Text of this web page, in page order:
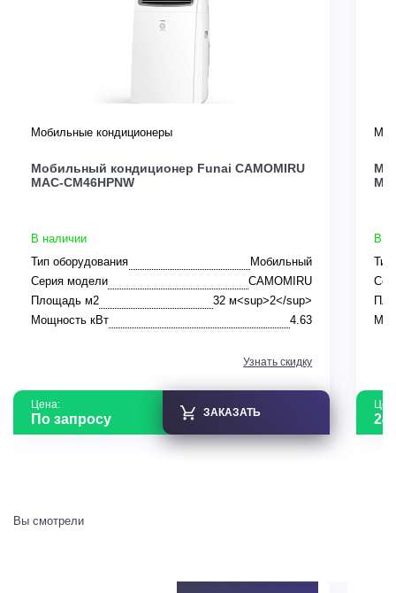
Мобильные кондиционеры
Мобильный кондиционер Funai CAMOMIRU
MAC-CM46HPNW
В наличии
Тип оборудования
Мобильный
Серия модели
CAMOMIRU
Площадь м2
32 м<sup>2</sup>
Мощность кВт
4.63
Узнать скидку
Цена:
По запросу ЗАКАЗАТЬ
В
Тип
24
Вы смотрели